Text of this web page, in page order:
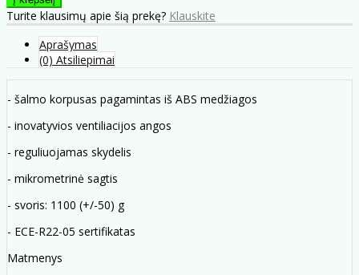
Turite klausimų apie šią prekę? Klauskite
Aprašymas
(0) Atsiliepimai
- šalmo korpusas pagamintas iš ABS medžiagos
- inovatyvios ventiliacijos angos
- reguliuojamas skydelis
- mikrometrinė sagtis
- svoris: 1100 (+/-50) g
- ECE-R22-05 sertifikatas
Matmenys